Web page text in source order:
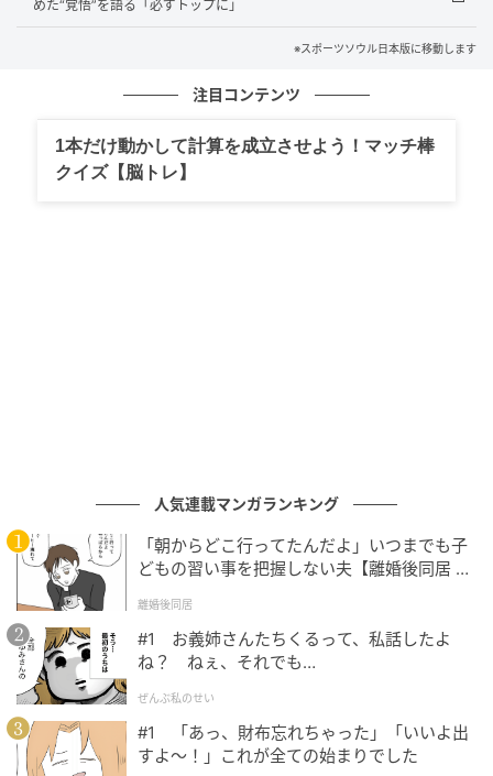
動画のコメント欄には、「ダンス練習動画まで第2～3
わってくる」「息の合ったダンスが見ていて気持ちい
『VIRAL』は、“あの頃のK-POP”への渇望を満たしなが
BOYNEXTDOORの今後の活躍に、さらなる期待が寄せ
られている。
（記事提供＝OSEN）
◇BOYNEXTDOORとは？
2023年5月30日にHYBE傘下のKOZエンターテインメン
トからデビューした6人組ボーイズグループ。Block B
のリーダーを務めたラッパーZICOがプロデュース。グ
めた“覚悟”を語る「必ずトップに」
※スポーツソウル日本版に移動します
注目コンテンツ
1本だけ動かして計算を成立させよう！マッチ棒
クイズ【脳トレ】
人気連載マンガランキング
「朝からどこ行ってたんだよ」いつまでも子
どもの習い事を把握しない夫【離婚後同居 Vo
離婚後同居
#1 お義姉さんたちくるって、私話したよ
ね？ ねぇ、それでも…
ぜんぶ私のせい
#1 「あっ、財布忘れちゃった」「いいよ出
すよ〜！」これが全ての始まりでした